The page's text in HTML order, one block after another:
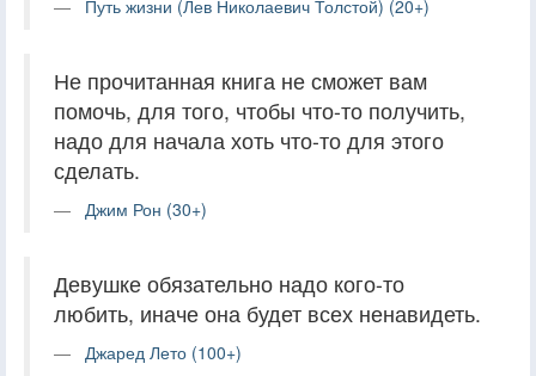
Путь жизни (Лев Николаевич Толстой) (20+)
Не прочитанная книга не сможет вам
помочь, для того, чтобы что-то получить,
надо для начала хоть что-то для этого
сделать.
Джим Рон (30+)
Девушке обязательно надо кого-то
любить, иначе она будет всех ненавидеть.
Джаред Лето (100+)